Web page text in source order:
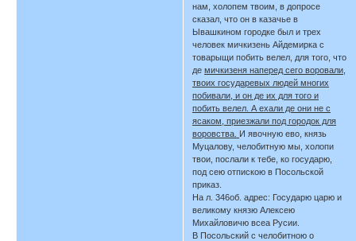
нам, холопем твоим, в допросе
сказал, что он в казачье в
Ывашкином городке был и трех
человек мичкизень Айдемирка с
товарыщи побить велел, для того, что
демичкизеня наперед сего воровали,
твоих государевых людей многих
побивали, и он де их для того и
побить велел. А ехали де они не с
ясаком, приезжали под городок для
воровства. И явочную ево, князь
Муцалову, челобитную мы, холопи
твои, послали к тебе, ко государю,
под сею отпискою в Посольской
приказ.
На л. 346об. адрес: Государю царю и
великому князю Алексею
Михайловичю всеа Русии.
В Посольский с челобитною о